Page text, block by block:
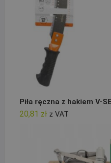
Piła ręczna z hakiem V-
20,81 zł z VAT